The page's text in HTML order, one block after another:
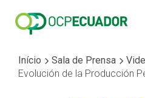
Início Sala de Prensa
Evolución de la Producción